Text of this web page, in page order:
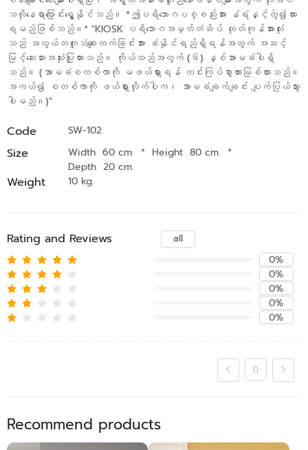
သလိုနေရာပြောင်းရွှေ့နိုင်သည်။ *ဤပရိဘောဂပစ္စည်းအား နံရံနှင့်တွဲ၍ထား
ရမည်ဖြစ်သည်။* "KIOSK ပရိဘောဂအမှတ်တံဆိပ် ထုတ်ကုန်အားလုံး
သည် အလွယ်တကူသံချေးတက်ခြင်းအား ခံနိုင်ရည်ရှိရန်အတွက် အဆင့်
မြင့်ဆေးသားအသုံးပြုထားသည်။ ကိုယ်ထည်အတွက် (၆) နှစ်အာမခံပါရှိ
သည်။ (အာမခံစတစ်ကာကို မဖယ်ရှားရန် တင်းကြပ်စွာတားမြစ်ထားသည်။
အကယ်၍ စတစ်ကာကို ဖယ်ရှားလိုက်ပါက၊ အာမခံချက်ချင်း ပျက်ပြယ်သွား
ပါမည်။)"
Code SW-102
Size Width 60 cm. * Height 80 cm. *
Depth 20 cm.
Weight 10 kg.
Rating and Reviews
all
0%
0%
0%
0%
0%
0
Recommend products